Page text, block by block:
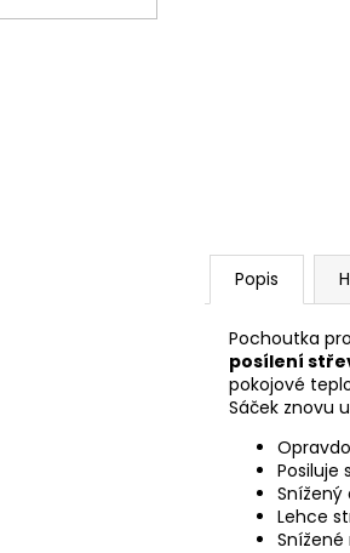
Popis
Pochoutka
posílení
pokojové
Sáček znovu
Posiluje
Snížený
Lehce
Snížené